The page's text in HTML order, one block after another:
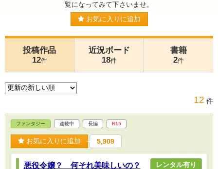
覧になってみて下さいませ。
お気に入りに追加
投稿作品
12件
近況ボード
18件
書籍
2件
12 件
ファンタジー 連載中 長編 R15
お気に入りに追加 5,909
悪役令嬢？ 何それ美味しいの？
レンタル有り